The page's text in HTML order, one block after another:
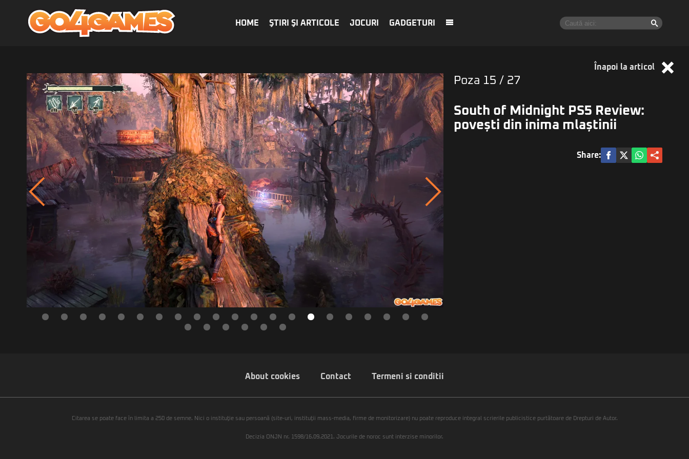
HOME ŞTIRI ŞI ARTICOLE JOCURI GADGETURI
Înapoi la articol
Poza 15 / 27
South of Midnight PS5 Review:
povești din inima mlaștinii
Share:
About cookies Contact Termeni si conditii
Citarea se poate face în limita a 250 de semne. Nici o instituţie sau persoană (site-uri, instituţii mass-media, firme de monitorizare) nu poate reproduce integral scrierile publicistice purtătoare de Drepturi de Autor.
Decizia ONJN nr. 1598/16.09.2021. Jocurile de noroc sunt interzise minorilor.